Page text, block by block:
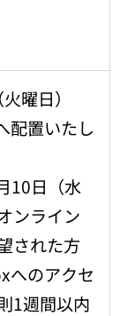
曜日）
配置いたし
10日（水
ンライン
された方
へのアクセ
1週間以内